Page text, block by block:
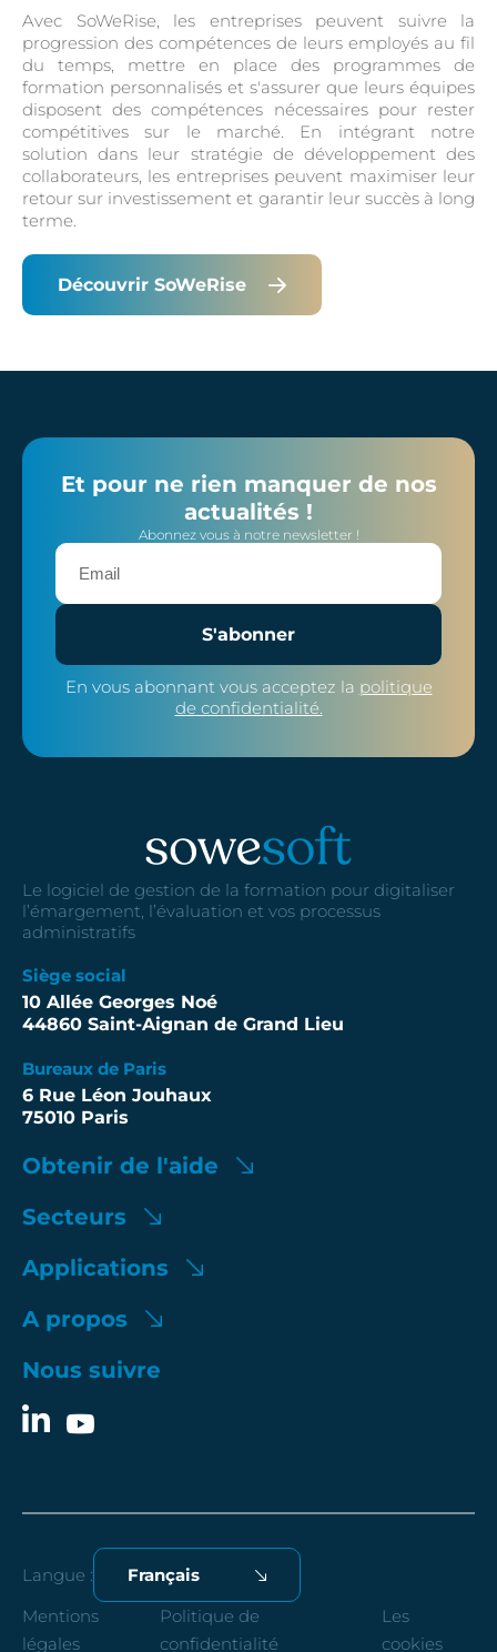
Avec SoWeRise, les entreprises peuvent suivre la
progression des compétences de leurs employés au fil
du temps, mettre en place des programmes de
formation personnalisés et s'assurer que leurs équipes
disposent des compétences nécessaires pour rester
compétitives sur le marché. En intégrant notre
solution dans leur stratégie de développement des
collaborateurs, les entreprises peuvent maximiser leur
retour sur investissement et garantir leur succès à long
terme.
Découvrir SoWeRise
Et pour ne rien manquer de nos
actualités !
Abonnez vous à notre newsletter !
S'abonner
En vous abonnant vous acceptez la politique
de confidentialité.
Le logiciel de gestion de la formation pour digitaliser
l’émargement, l’évaluation et vos processus
administratifs
Siège social
10 Allée Georges Noé
44860 Saint-Aignan de Grand Lieu
Bureaux de Paris
6 Rue Léon Jouhaux
75010 Paris
Obtenir de l'aide
Secteurs
Applications
A propos
Nous suivre
Mentions
légales
Politique de
confidentialité
Les
cookies
Langue : Français